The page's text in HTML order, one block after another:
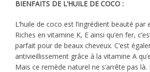
BIENFAITS DE L’HUILE DE COCO :
L’huile de coco est l’ingrédient beauté par
Riches en vitamine K, E ainsi qu’en fer,
parfait pour de beaux cheveux. C’est
antivieillissement grâce à la vitamine A
Mais ce remède naturel ne s’arrête pas là.